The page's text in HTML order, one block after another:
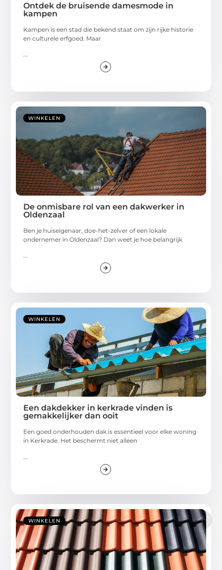
Ontdek de bruisende damesmode in
kampen
Kampen is een stad die bekend staat om zijn rijke historie
en culturele erfgoed. Maar
...
WINKELEN
De onmisbare rol van een dakwerker in
Oldenzaal
Ben je huiseigenaar, doe-het-zelver of een lokale
ondernemer in Oldenzaal? Dan weet je hoe belangrijk
...
WINKELEN
Een dakdekker in kerkrade vinden is
gemakkelijker dan ooit
Een goed onderhouden dak is essentieel voor elke woning
in Kerkrade. Het beschermt niet alleen
WINKELEN